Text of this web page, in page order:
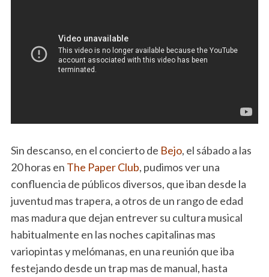
Sin descanso, en el concierto de Bejo, el sábado a las
20 horas en The Paper Club, pudimos ver una
confluencia de públicos diversos, que iban desde la
juventud mas trapera, a otros de un rango de edad
mas madura que dejan entrever su cultura musical
habitualmente en las noches capitalinas mas
variopintas y melómanas, en una reunión que iba
festejando desde un trap mas de manual, hasta